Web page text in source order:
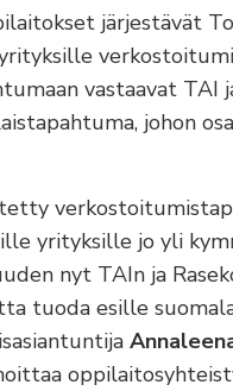
järjestävät
vastaavat TAI
johon
yrityksille jo yli
nyt TAIn ja
tuoda esille